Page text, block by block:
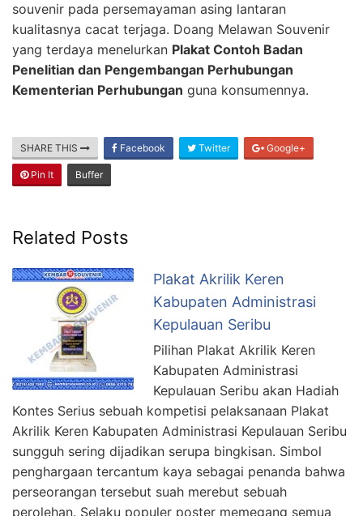
souvenir pada persemayaman asing lantaran
kualitasnya cacat terjaga. Doang Melawan Souvenir
yang terdaya menelurkan Plakat Contoh Badan
Penelitian dan Pengembangan Perhubungan
Kementerian Perhubungan guna konsumennya.
SHARE THIS Facebook Twitter Google+
Pin It Buffer
Related Posts
Plakat Akrilik Keren
Kabupaten Administrasi
Kepulauan Seribu
Pilihan Plakat Akrilik Keren
Kabupaten Administrasi
Kepulauan Seribu akan Hadiah
Kontes Serius sebuah kompetisi pelaksanaan Plakat
Akrilik Keren Kabupaten Administrasi Kepulauan Seribu
sungguh sering dijadikan serupa bingkisan. Simbol
penghargaan tercantum kaya sebagai penanda bahwa
perseorangan tersebut suah merebut sebuah
perolehan. Selaku populer poster memegang semua